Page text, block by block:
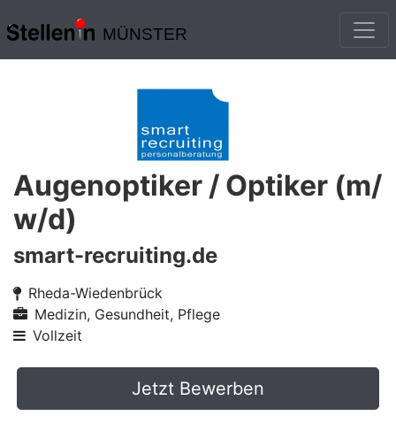
MÜNSTER
Augenoptiker / Optiker (m/
w/d)
smart-recruiting.de
Rheda-Wiedenbrück
Medizin, Gesundheit, Pflege
Vollzeit
Jetzt Bewerben